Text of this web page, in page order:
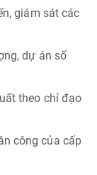
giám sát các
dự án số
theo chỉ đạo
công của cấp